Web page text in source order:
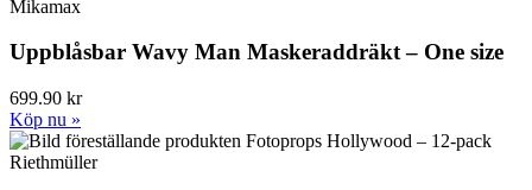
Mikamax
Uppblåsbar Wavy Man Maskeraddräkt – One size
699.90 kr
Köp nu »
Riethmüller